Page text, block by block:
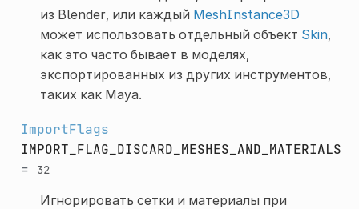
из Blender, или каждый MeshInstance3D
может использовать отдельный объект Skin,
как это часто бывает в моделях,
экспортированных из других инструментов,
таких как Maya.
ImportFlags
IMPORT_FLAG_DISCARD_MESHES_AND_MATERIALS
=
32
Игнорировать сетки и материалы при